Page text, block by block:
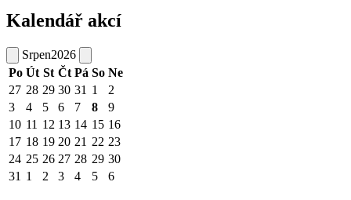
Kalendář akcí
Srpen2026
Po Út St Čt Pá So Ne
27 28 29 30 31 1
2
3
4 5 6 7 8
9
10 11 12 13 14 15 16
17 18 19 20 21 22 23
24 25 26 27 28 29 30
31 1 2 3 4 5 6